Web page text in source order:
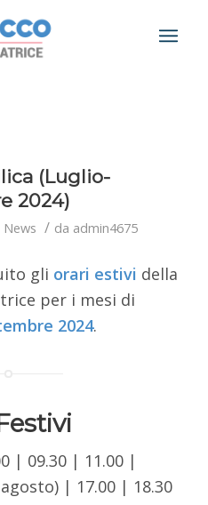
(Luglio-
2024)
News / da admin4675
gli orari estivi della
per i mesi di
2024.
| 09.30 | 11.00 |
| 17.00 | 18.30